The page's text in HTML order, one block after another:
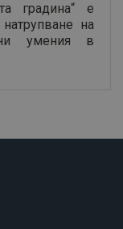
градина“ е
на
умения в